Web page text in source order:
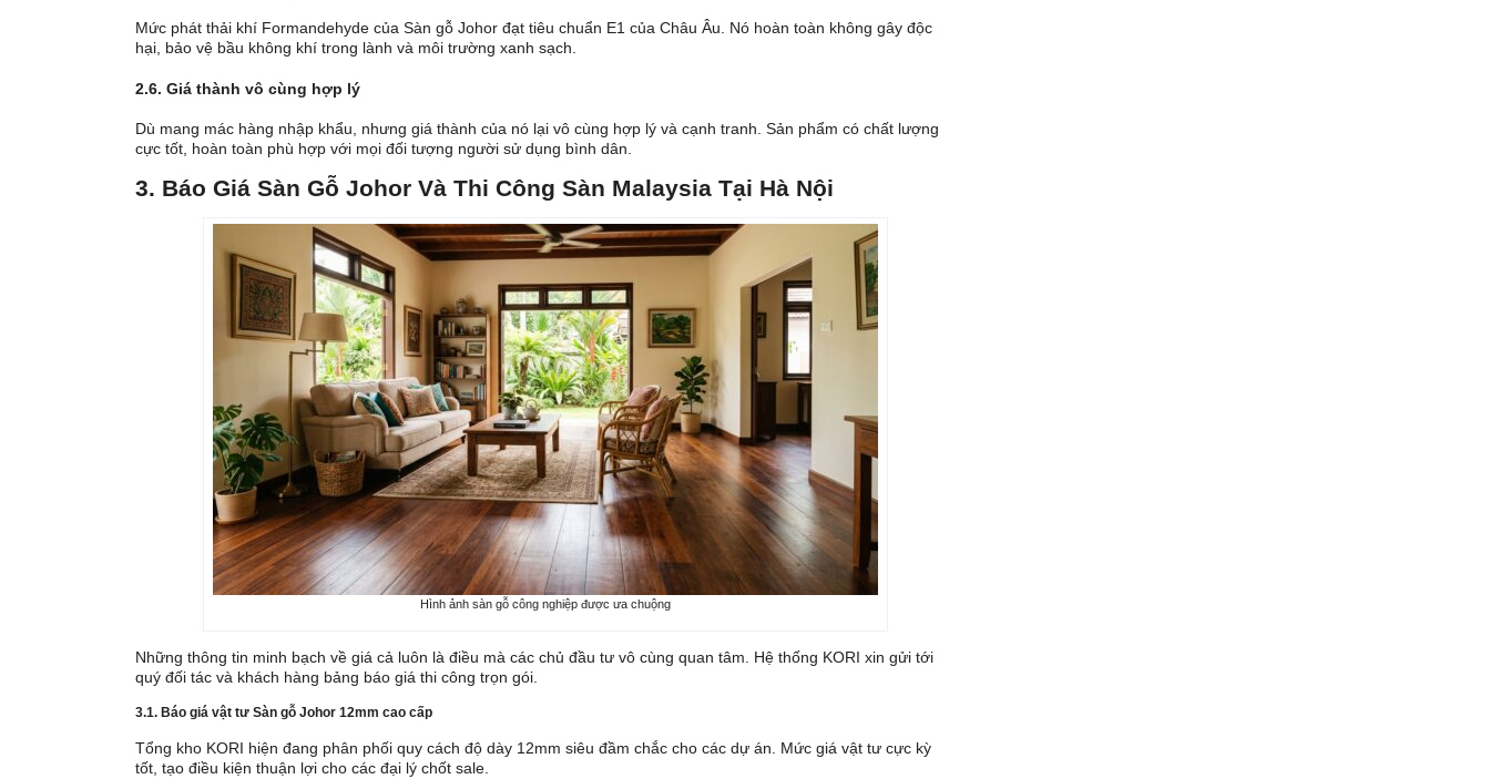
Mức phát thải khí Formandehyde của Sàn gỗ Johor đạt tiêu chuẩn E1 của Châu Âu. Nó hoàn toàn không gây độc
hại, bảo vệ bầu không khí trong lành và môi trường xanh sạch.
2.6. Giá thành vô cùng hợp lý
Dù mang mác hàng nhập khẩu, nhưng giá thành của nó lại vô cùng hợp lý và cạnh tranh. Sản phẩm có chất lượng
cực tốt, hoàn toàn phù hợp với mọi đối tượng người sử dụng bình dân.
3. Báo Giá Sàn Gỗ Johor Và Thi Công Sàn Malaysia Tại Hà Nội
Hình ảnh sàn gỗ công nghiệp được ưa chuộng
Những thông tin minh bạch về giá cả luôn là điều mà các chủ đầu tư vô cùng quan tâm. Hệ thống KORI xin gửi tới
quý đối tác và khách hàng bảng báo giá thi công trọn gói.
3.1. Báo giá vật tư Sàn gỗ Johor 12mm cao cấp
Tổng kho KORI hiện đang phân phối quy cách độ dày 12mm siêu đầm chắc cho các dự án. Mức giá vật tư cực kỳ
tốt, tạo điều kiện thuận lợi cho các đại lý chốt sale.